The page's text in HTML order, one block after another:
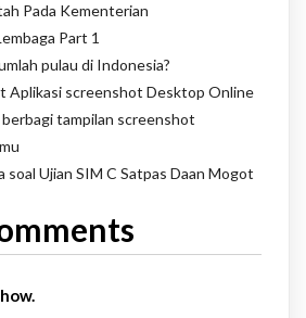
Pada Kementerian
Part 1
pulau di Indonesia?
Aplikasi screenshot Desktop Online
berbagi tampilan screenshot
soal Ujian SIM C Satpas Daan Mogot